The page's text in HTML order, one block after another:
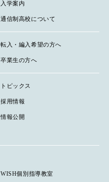
入学案内
通信制高校について
転入・編入希望の方へ
卒業生の方へ
トピックス
採用情報
情報公開
WISH個別指導教室